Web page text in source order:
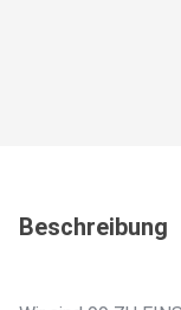
Beschreibung